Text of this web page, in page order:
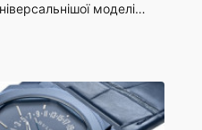
моделі…